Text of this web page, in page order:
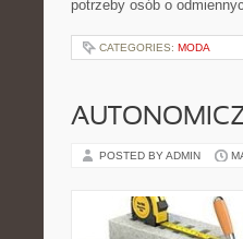
potrzeby osób o
CATEGORIES: MODA
POSTED BY ADMIN